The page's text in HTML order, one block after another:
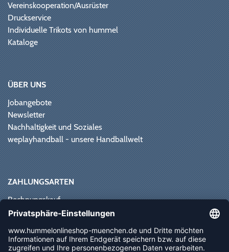
Vereinskooperation/Ausrüster
Druckservice
Individuelle Trikots von hummel
Kataloge
ÜBER UNS
Jobangebote
Newsletter
Nachhaltigkeit und Soziales
weplayhandball - unsere Handballwelt
ZAHLUNGSARTEN
Rechnungskauf
Paypal
Vorkasse
Sofortüberweisung